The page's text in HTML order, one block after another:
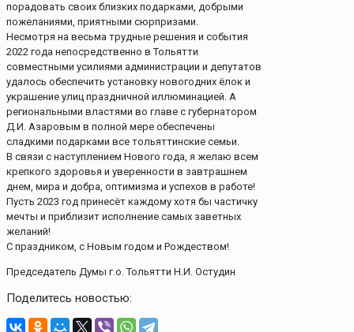
порадовать своих близких подарками, добрыми
пожеланиями, приятными сюрпризами.
Несмотря на весьма трудные решения и события
2022 года непосредственно в Тольятти
совместными усилиями администрации и депутатов
удалось обеспечить установку новогодних ёлок и
украшение улиц праздничной иллюминацией. А
региональными властями во главе с губернатором
Д.И. Азаровым в полной мере обеспечены
сладкими подарками все тольяттинские семьи.
В связи с наступлением Нового года, я желаю всем
крепкого здоровья и уверенности в завтрашнем
днем, мира и добра, оптимизма и успехов в работе!
Пусть 2023 год принесёт каждому хотя бы частичку
мечты и приблизит исполнение самых заветных
желаний!
С праздником, с Новым годом и Рождеством!
Председатель Думы г.о. Тольятти Н.И. Остудин
Поделитесь новостью: